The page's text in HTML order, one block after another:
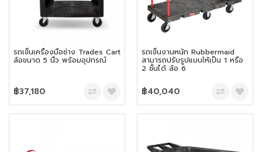
รถเข็นเครื่องมือช่าง Trades Cart
ล้อขนาด 5 นิ้ว พร้อมอุปกรณ์
฿37,180
รถเข็นงานหนัก Rubbermaid
สามารถปรับรูปแบบให้เป็น 1 หรือ
2 ชั้นได้ ล้อ 6
฿40,040